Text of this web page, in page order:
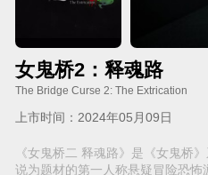
女鬼桥2：释魂路
The Bridge Curse 2: The Extrication
上市时间：2024年05月09日
《女鬼桥二 释魂路》是《女鬼桥
说为题材的第一人称悬疑冒险恐